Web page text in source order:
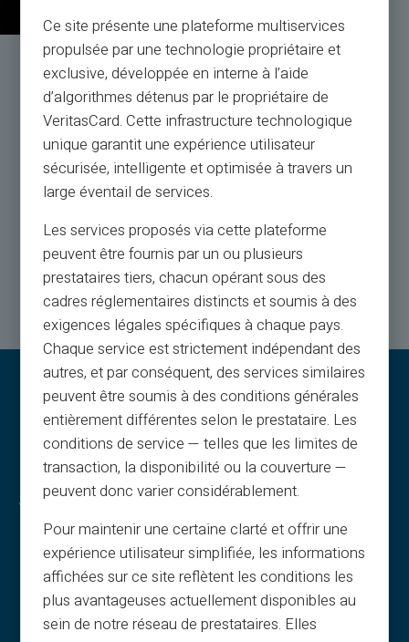
Service og support af
rigtige mennesker, ikke bots
Kundeservice på engelsk til din tjeneste med billet
24/24, via
telefon fra mandag til lørdag fra 9h til 18.30
Kontakt os
Juridiske oplysninger & vilkår
Generelle vilkår
Juridisk meddelelse
Brugsbetingelser
Ce site présente une plateforme multiservices
propulsée par une technologie propriétaire et
exclusive, développée en interne à l’aide
d’algorithmes détenus par le propriétaire de
VeritasCard. Cette infrastructure technologique
unique garantit une expérience utilisateur
sécurisée, intelligente et optimisée à travers un
large éventail de services.
Les services proposés via cette plateforme
peuvent être fournis par un ou plusieurs
prestataires tiers, chacun opérant sous des
cadres réglementaires distincts et soumis à des
exigences légales spécifiques à chaque pays.
Chaque service est strictement indépendant des
autres, et par conséquent, des services similaires
peuvent être soumis à des conditions générales
entièrement différentes selon le prestataire. Les
conditions de service — telles que les limites de
transaction, la disponibilité ou la couverture —
peuvent donc varier considérablement.
Pour maintenir une certaine clarté et offrir une
expérience utilisateur simplifiée, les informations
affichées sur ce site reflètent les conditions les
plus avantageuses actuellement disponibles au
sein de notre réseau de prestataires. Elles